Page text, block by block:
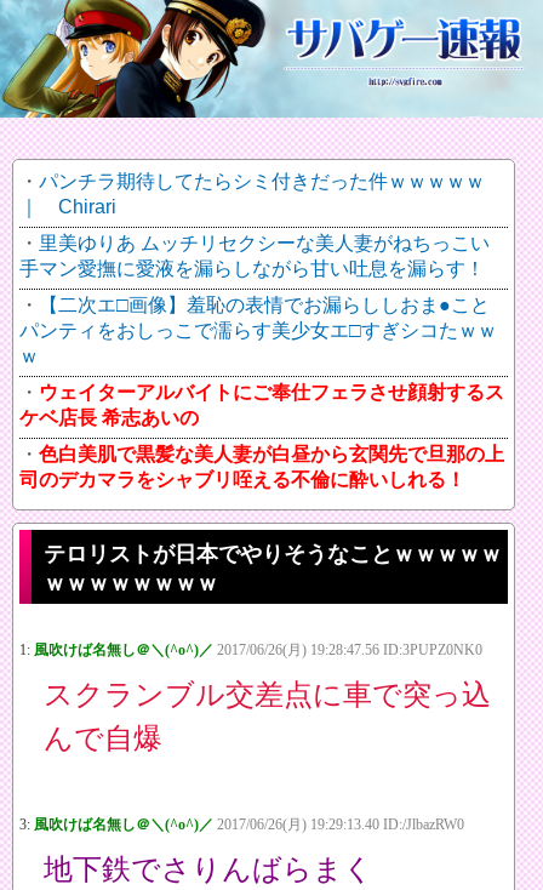
パンチラ期待してたらシミ付きだった件ｗｗｗｗｗ
｜ Chirari
里美ゆりあ ムッチリセクシーな美人妻がねちっこい
手マン愛撫に愛液を漏らしながら甘い吐息を漏らす！
【二次エ□画像】羞恥の表情でお漏らししおま●こと
パンティをおしっこで濡らす美少女エ□すぎシコたｗｗ
ｗ
ウェイターアルバイトにご奉仕フェラさせ顔射するス
ケベ店長 希志あいの
色白美肌で黒髪な美人妻が白昼から玄関先で旦那の上
司のデカマラをシャブリ咥える不倫に酔いしれる！
テロリストが日本でやりそうなことｗｗｗｗｗ
ｗｗｗｗｗｗｗｗ
1: 風吹けば名無し＠＼(^o^)／ 2017/06/26(月) 19:28:47.56 ID:3PUPZ0NK0
スクランブル交差点に車で突っ込
んで自爆
3: 風吹けば名無し＠＼(^o^)／ 2017/06/26(月) 19:29:13.40 ID:/JlbazRW0
地下鉄でさりんばらまく